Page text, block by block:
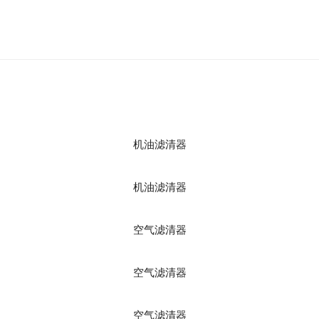
机油滤清器
机油滤清器
空气滤清器
空气滤清器
空气滤清器